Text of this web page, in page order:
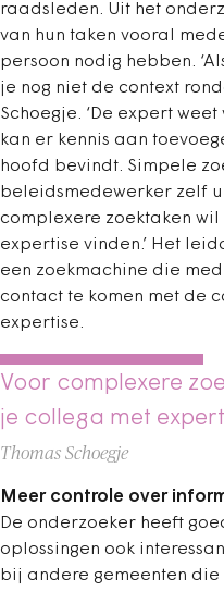
raadsleden. Uit het
van hun taken vooral
persoon nodig hebben.
je nog niet de context
Schoegje. ‘De expert
kan er kennis aan
hoofd bevindt. Simpele
beleidsmedewerker zelf
complexere zoektaken
expertise vinden.’ Het
een zoekmachine die
contact te komen met de
expertise.
Voor complexere
je collega met
Thomas Schoegje
Meer controle over
De onderzoeker heeft
oplossingen ook
bij andere gemeenten